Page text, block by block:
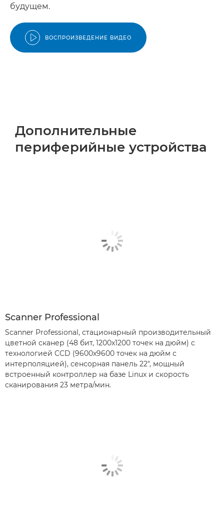
будущем.
ВОСПРОИЗВЕДЕНИЕ ВИДЕО
Дополнительные
периферийные устройства
Scanner Professional
Scanner Professional, стационарный производительный
цветной сканер (48 бит, 1200x1200 точек на дюйм) с
технологией CCD (9600x9600 точек на дюйм с
интерполяцией), сенсорная панель 22", мощный
встроенный контроллер на базе Linux и скорость
сканирования 23 метра/мин.